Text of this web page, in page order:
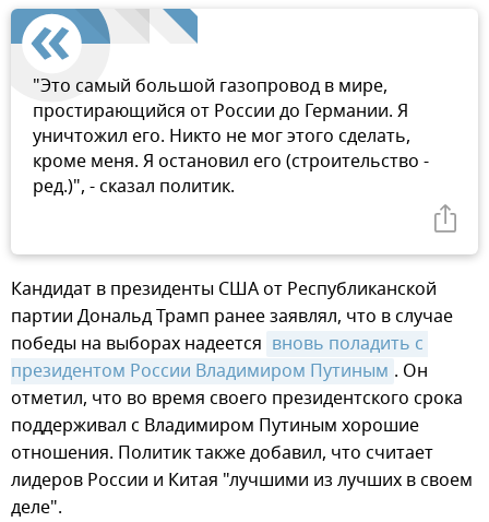
"Это самый большой газопровод в мире,
простирающийся от России до Германии. Я
уничтожил его. Никто не мог этого сделать,
кроме меня. Я остановил его (строительство -
ред.)", - сказал политик.
Кандидат в президенты США от Республиканской
партии Дональд Трамп ранее заявлял, что в случае
победы на выборах надеется вновь поладить с
президентом России Владимиром Путиным . Он
отметил, что во время своего президентского срока
поддерживал с Владимиром Путиным хорошие
отношения. Политик также добавил, что считает
лидеров России и Китая "лучшими из лучших в своем
деле".